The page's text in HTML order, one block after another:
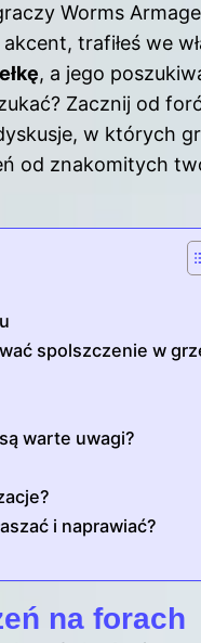
Worms
trafiłeś we
, a jego
Zacznij od
w których
od znakomitych
spolszczenie w
warte uwagi?
i naprawiać?
na forach